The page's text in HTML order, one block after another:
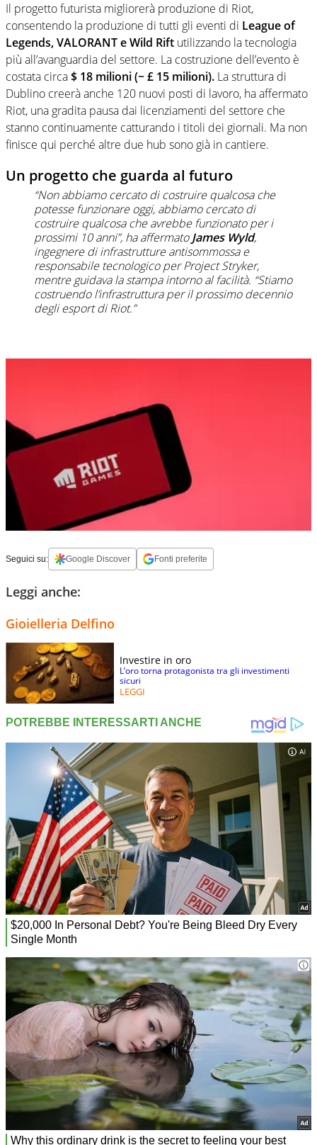
Il progetto futurista migliorerà produzione di Riot,
consentendo la produzione di tutti gli eventi di League of
Legends, VALORANT e Wild Rift utilizzando la tecnologia
più all’avanguardia del settore. La costruzione dell’evento è
costata circa$ 18 milioni (~ £ 15 milioni). La struttura di
Dublino creerà anche 120 nuovi posti di lavoro, ha affermato
Riot, una gradita pausa dai licenziamenti del settore che
stanno continuamente catturando i titoli dei giornali. Ma non
finisce qui perché altre due hub sono già in cantiere.
Un progetto che guarda al futuro
“Non abbiamo cercato di costruire qualcosa che
potesse funzionare oggi, abbiamo cercato di
costruire qualcosa che avrebbe funzionato per i
prossimi 10 anni”, ha affermatoJames Wyld,
ingegnere di infrastrutture antisommossa e
responsabile tecnologico per Project Stryker,
mentre guidava la stampa intorno al facilità. “Stiamo
costruendo l’infrastruttura per il prossimo decennio
degli esport di Riot.”
Seguici su: Google Discover Fonti preferite
Leggi anche:
Gioielleria Delfino
Investire in oro
L’oro torna protagonista tra gli investimenti
sicuri
LEGGI